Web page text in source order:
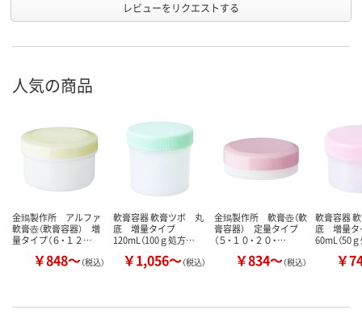
レビューをリクエストする
人気の商品
金鵄製作所 アルファ
軟膏壺（軟膏容器） 増
量タイプ（６・１２…
￥848～（税込）
軟膏容器 軟膏ツボ 丸
底 増量タイプ
120mL（100ｇ処方…
￥1,056～（税込）
金鵄製作所 軟膏壺（軟
膏容器） 定量タイプ
（５・１０・２０・…
￥834～（税込）
軟膏容器
底 増量タ
60mL（50
￥